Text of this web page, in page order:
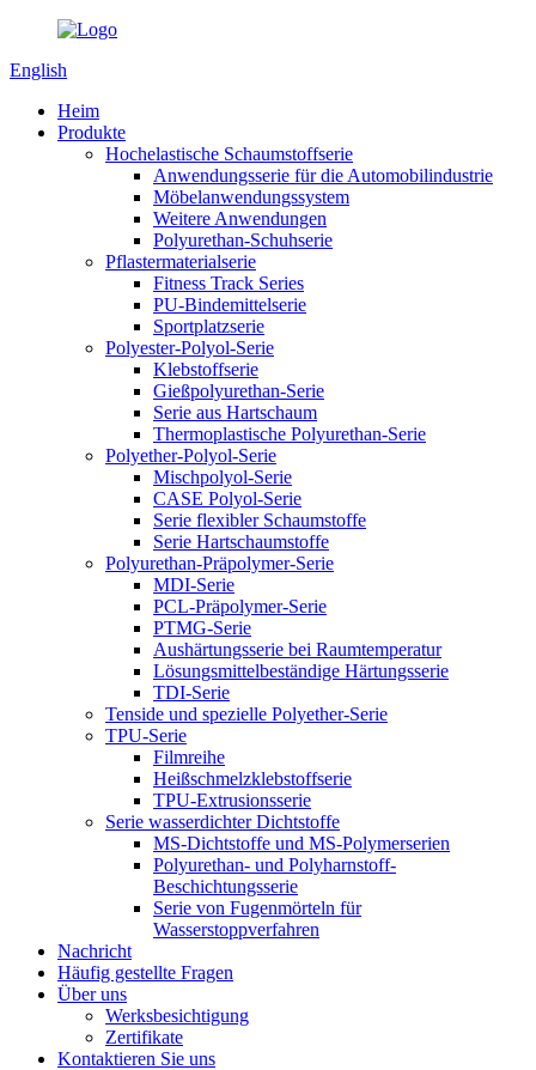
English
Heim
Produkte
Hochelastische Schaumstoffserie
Anwendungsserie für die Automobilindustrie
Möbelanwendungssystem
Weitere Anwendungen
Polyurethan-Schuhserie
Pflastermaterialserie
Fitness Track Series
PU-Bindemittelserie
Sportplatzserie
Polyester-Polyol-Serie
Klebstoffserie
Gießpolyurethan-Serie
Serie aus Hartschaum
Thermoplastische Polyurethan-Serie
Polyether-Polyol-Serie
Mischpolyol-Serie
CASE Polyol-Serie
Serie flexibler Schaumstoffe
Serie Hartschaumstoffe
Polyurethan-Präpolymer-Serie
MDI-Serie
PCL-Präpolymer-Serie
PTMG-Serie
Aushärtungsserie bei Raumtemperatur
Lösungsmittelbeständige Härtungsserie
TDI-Serie
Tenside und spezielle Polyether-Serie
TPU-Serie
Filmreihe
Heißschmelzklebstoffserie
TPU-Extrusionsserie
Serie wasserdichter Dichtstoffe
MS-Dichtstoffe und MS-Polymerserien
Polyurethan- und Polyharnstoff-
Beschichtungsserie
Serie von Fugenmörteln für
Wasserstoppverfahren
Nachricht
Häufig gestellte Fragen
Über uns
Werksbesichtigung
Zertifikate
Kontaktieren Sie uns